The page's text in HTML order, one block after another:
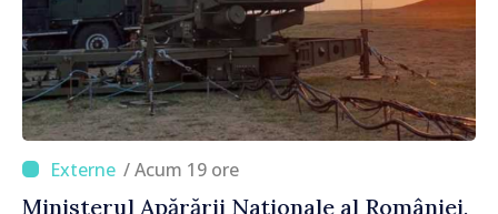
/ Acum 19 ore
Ministerul Apărării Naționale al României,